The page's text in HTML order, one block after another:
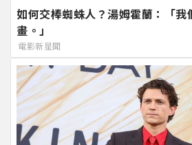
如何交棒蜘蛛人？湯姆霍蘭：「我
畫。」
電影新星聞